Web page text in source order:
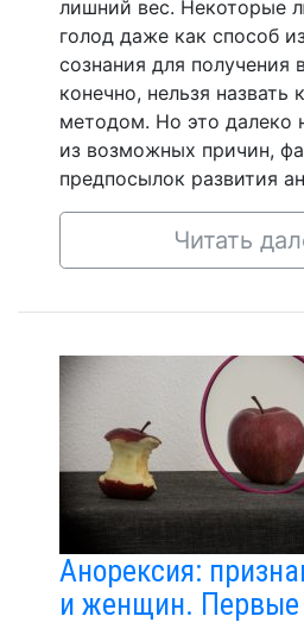
лишний вес. Некоторые
голод даже как способ
сознания для получения
конечно, нельзя назвать
методом. Но это далеко
из возможных причин,
предпосылок развития
Читать
Анорексия:
и женщин. Первые